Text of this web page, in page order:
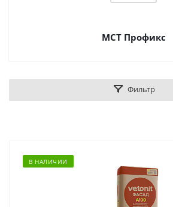
МСТ Профикс
Фильтр
В НАЛИЧИИ